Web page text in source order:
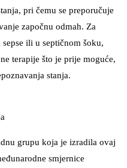
pri čemu se preporučuje
započnu odmah. Za
ili u septičnom šoku,
terapije što je prije moguće,
stanja.
grupu koja je izradila ovaj
smjernice